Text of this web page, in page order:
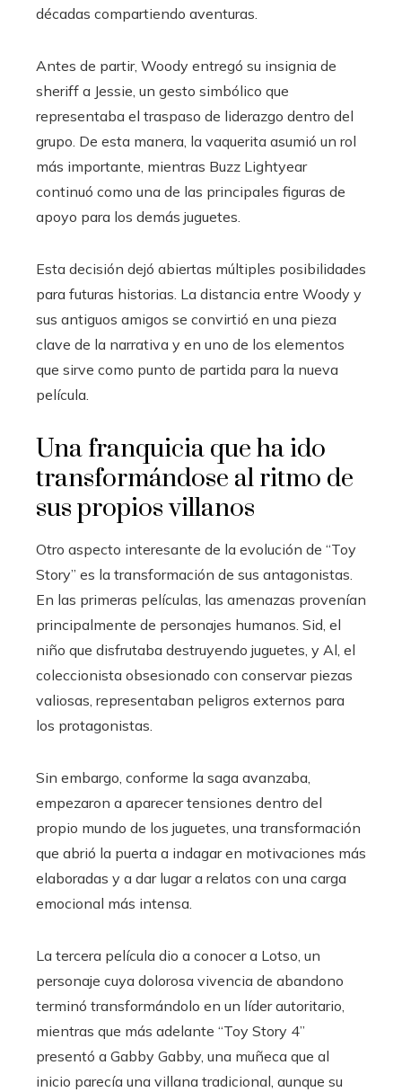
décadas compartiendo aventuras.
Antes de partir, Woody entregó su insignia de
sheriff a Jessie, un gesto simbólico que
representaba el traspaso de liderazgo dentro del
grupo. De esta manera, la vaquerita asumió un rol
más importante, mientras Buzz Lightyear
continuó como una de las principales figuras de
apoyo para los demás juguetes.
Esta decisión dejó abiertas múltiples posibilidades
para futuras historias. La distancia entre Woody y
sus antiguos amigos se convirtió en una pieza
clave de la narrativa y en uno de los elementos
que sirve como punto de partida para la nueva
película.
Una franquicia que ha ido
transformándose al ritmo de
sus propios villanos
Otro aspecto interesante de la evolución de “Toy
Story” es la transformación de sus antagonistas.
En las primeras películas, las amenazas provenían
principalmente de personajes humanos. Sid, el
niño que disfrutaba destruyendo juguetes, y Al, el
coleccionista obsesionado con conservar piezas
valiosas, representaban peligros externos para
los protagonistas.
Sin embargo, conforme la saga avanzaba,
empezaron a aparecer tensiones dentro del
propio mundo de los juguetes, una transformación
que abrió la puerta a indagar en motivaciones más
elaboradas y a dar lugar a relatos con una carga
emocional más intensa.
La tercera película dio a conocer a Lotso, un
personaje cuya dolorosa vivencia de abandono
terminó transformándolo en un líder autoritario,
mientras que más adelante “Toy Story 4”
presentó a Gabby Gabby, una muñeca que al
inicio parecía una villana tradicional, aunque su